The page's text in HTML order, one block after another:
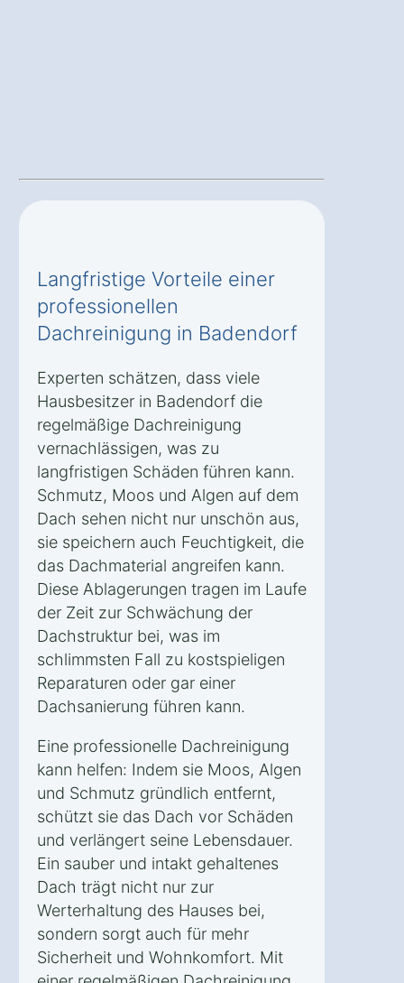
Langfristige Vorteile einer
professionellen
Dachreinigung in Badendorf
Experten schätzen, dass viele
Hausbesitzer in Badendorf die
regelmäßige Dachreinigung
vernachlässigen, was zu
langfristigen Schäden führen kann.
Schmutz, Moos und Algen auf dem
Dach sehen nicht nur unschön aus,
sie speichern auch Feuchtigkeit, die
das Dachmaterial angreifen kann.
Diese Ablagerungen tragen im Laufe
der Zeit zur Schwächung der
Dachstruktur bei, was im
schlimmsten Fall zu kostspieligen
Reparaturen oder gar einer
Dachsanierung führen kann.
Eine professionelle Dachreinigung
kann helfen: Indem sie Moos, Algen
und Schmutz gründlich entfernt,
schützt sie das Dach vor Schäden
und verlängert seine Lebensdauer.
Ein sauber und intakt gehaltenes
Dach trägt nicht nur zur
Werterhaltung des Hauses bei,
sondern sorgt auch für mehr
Sicherheit und Wohnkomfort. Mit